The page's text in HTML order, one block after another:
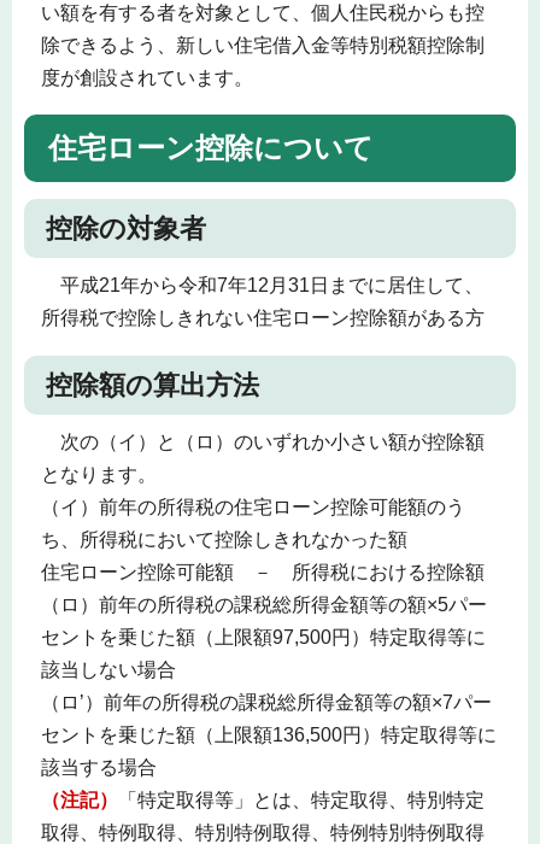
い額を有する者を対象として、個人住民税からも控
除できるよう、新しい住宅借入金等特別税額控除制
度が創設されています。
住宅ローン控除について
控除の対象者
平成21年から令和7年12月31日までに居住して、
所得税で控除しきれない住宅ローン控除額がある方
控除額の算出方法
次の（イ）と（ロ）のいずれか小さい額が控除額
となります。
（イ）前年の所得税の住宅ローン控除可能額のう
ち、所得税において控除しきれなかった額
住宅ローン控除可能額 － 所得税における控除額
（ロ）前年の所得税の課税総所得金額等の額×5パー
セントを乗じた額（上限額97,500円）特定取得等に
該当しない場合
（ロ’）前年の所得税の課税総所得金額等の額×7パー
セントを乗じた額（上限額136,500円）特定取得等に
該当する場合
（注記）
「特定取得等」とは、特定取得、特別特定
取得、特例取得、特別特例取得、特例特別特例取得